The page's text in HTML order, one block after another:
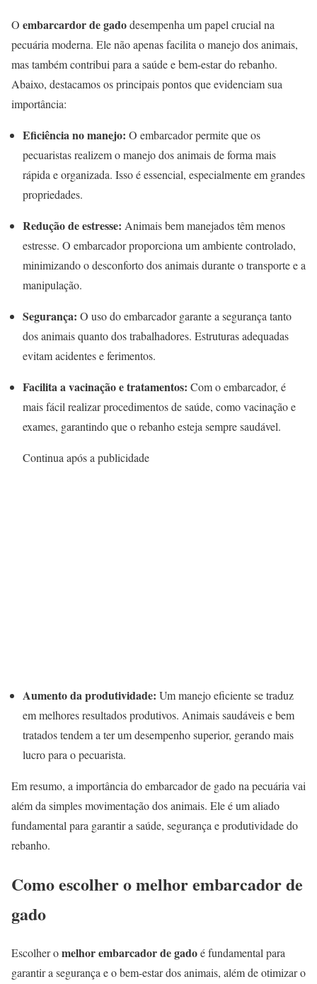
O embarcardor de gadodesempenha um papel crucial na
pecuária moderna. Ele não apenas facilita o manejo dos animais,
mas também contribui para a saúde e bem-estar do rebanho.
Abaixo, destacamos os principais pontos que evidenciam sua
importância:
Eficiência no manejo: O embarcador permite que os
pecuaristas realizem o manejo dos animais de forma mais
rápida e organizada. Isso é essencial, especialmente em grandes
propriedades.
Redução de estresse: Animais bem manejados têm menos
estresse. O embarcador proporciona um ambiente controlado,
minimizando o desconforto dos animais durante o transporte e a
manipulação.
Segurança: O uso do embarcador garante a segurança tanto
dos animais quanto dos trabalhadores. Estruturas adequadas
evitam acidentes e ferimentos.
Facilita a vacinação e tratamentos: Com o embarcador, é
mais fácil realizar procedimentos de saúde, como vacinação e
exames, garantindo que o rebanho esteja sempre saudável.
Continua após a publicidade
Aumento da produtividade: Um manejo eficiente se traduz
em melhores resultados produtivos. Animais saudáveis e bem
tratados tendem a ter um desempenho superior, gerando mais
lucro para o pecuarista.
Em resumo, a importância do embarcador de gado na pecuária vai
além da simples movimentação dos animais. Ele é um aliado
fundamental para garantir a saúde, segurança e produtividade do
rebanho.
Como escolher o melhor embarcador de
gado
Escolher omelhor embarcador de gadoé fundamental para
garantir a segurança e o bem-estar dos animais, além de otimizar o